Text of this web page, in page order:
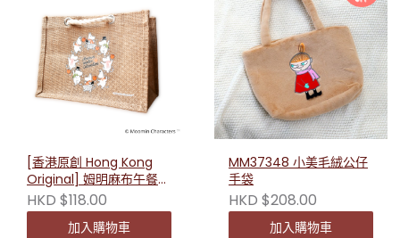
[香港原創 Hong Kong
Original] 姆明麻布午餐袋
230313
HKD $118.00
加入購物車
MM37348 小美毛絨公仔
手袋
HKD $208.00
加入購物車